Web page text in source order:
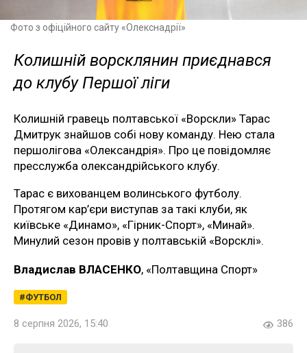
Фото з офіційного сайту «Олекснадрії»
Колишній ворсклянин приєднався
до клубу Першої ліги
Колишній гравець полтавської «Ворскли» Тарас
Дмитрук знайшов собі нову команду. Нею стала
першолігова «Олександрія». Про це повідомляє
пресслужба олександрійського клубу.
Тарас є вихованцем волинського футболу.
Протягом кар’єри виступав за такі клуби, як
київське «Динамо», «Гірник-Спорт», «Минай».
Минулий сезон провів у полтавській «Ворсклі».
Владислав ВЛАСЕНКО, «Полтавщина Спорт»
ФУТБОЛ
8 серпня 2026, 15:40 386